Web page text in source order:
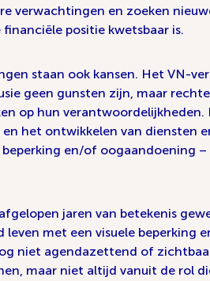
verwachtingen en zoeken
positie kwetsbaar is.
staan ook kansen. Het VN-
geen gunsten zijn, maar
op hun
het ontwikkelen van diensten
beperking en/of oogaandoening
jaren van betekenis
met een visuele beperking
niet agendazettend of
maar niet altijd vanuit de rol